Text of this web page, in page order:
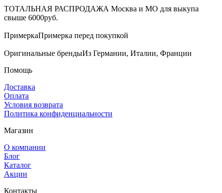
ТОТАЛЬНАЯ РАСПРОДАЖА Москва и МО для выкупа
свыше 6000руб.
ПримеркаПримерка перед покупкой
Оригинальные брендыИз Германии, Италии, Франции
Помощь
Доставка
Оплата
Условия возврата
Политика конфиденциальности
Магазин
О компании
Блог
Каталог
Акции
Контакты